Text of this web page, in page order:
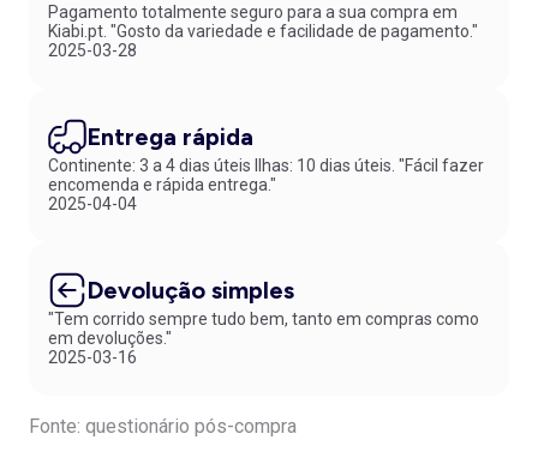
Pagamento totalmente seguro para a sua compra em
Kiabi.pt. "Gosto da variedade e facilidade de pagamento."
2025-03-28
Entrega rápida
Continente: 3 a 4 dias úteis Ilhas: 10 dias úteis. "Fácil fazer
encomenda e rápida entrega."
2025-04-04
Devolução simples
"Tem corrido sempre tudo bem, tanto em compras como
em devoluções."
2025-03-16
Fonte: questionário pós-compra